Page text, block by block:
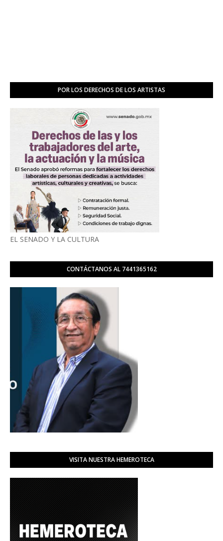
POR LOS DERECHOS DE LOS ARTISTAS
EL SENADO Y LA CULTURA
CONTÁCTANOS AL 7441365162
VISITA NUESTRA HEMEROTECA